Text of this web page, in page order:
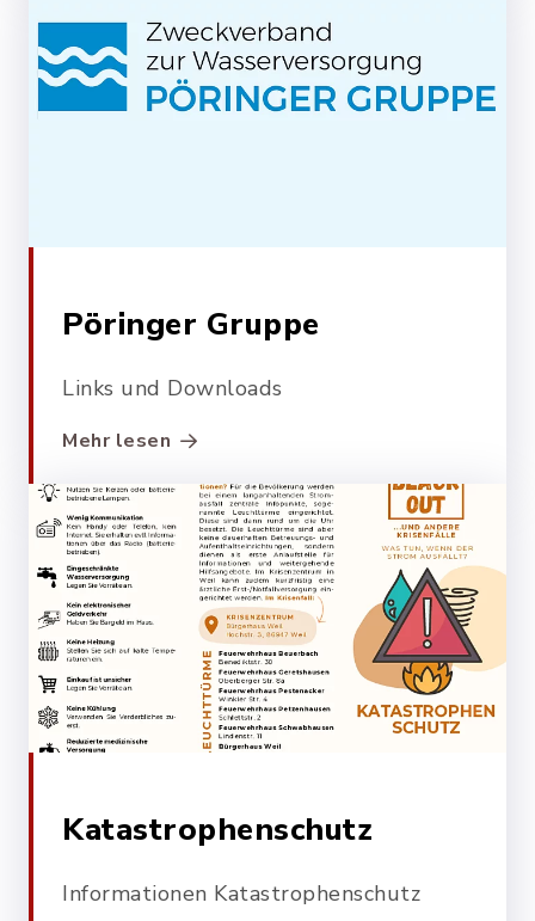
Pöringer Gruppe
Links und Downloads
Mehr lesen
Katastrophenschutz
Informationen Katastrophenschutz